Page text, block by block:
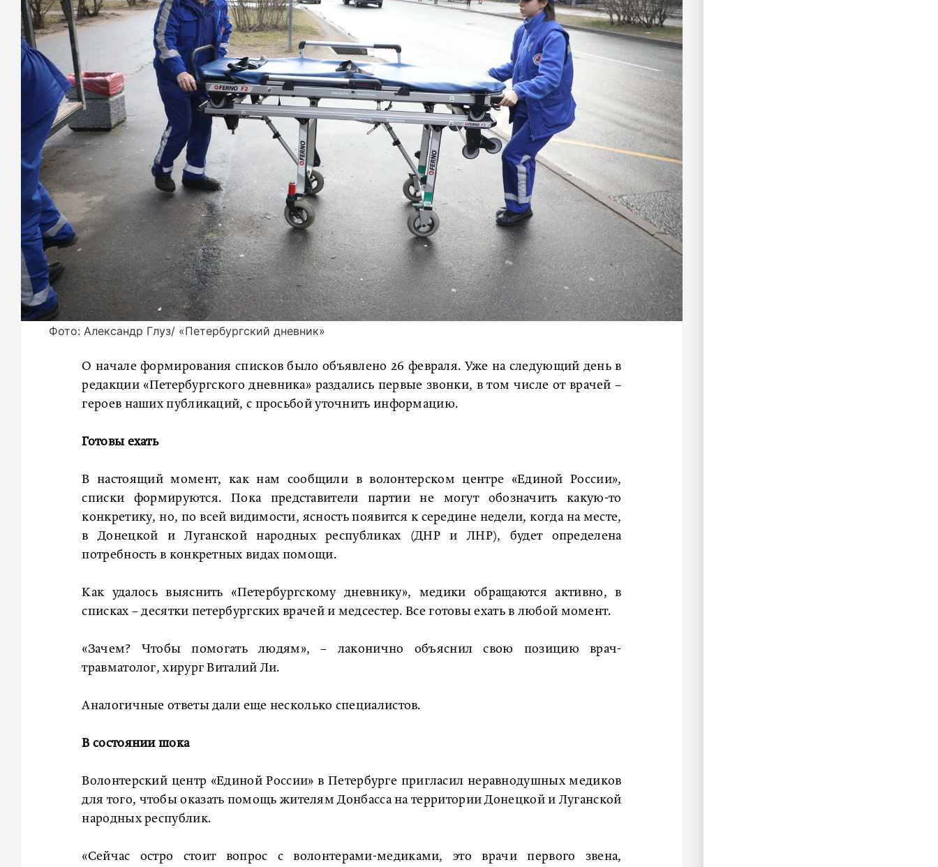
Фото: Александр Глуз/ «Петербургский дневник»
О начале формирования списков было объявлено 26 февраля. Уже на следующий день в
редакции «Петербургского дневника» раздались первые звонки, в том числе от врачей –
героев наших публикаций, с просьбой уточнить информацию.
Готовы ехать
В настоящий момент, как нам сообщили в волонтерском центре «Единой России»,
списки формируются. Пока представители партии не могут обозначить какую-то
конкретику, но, по всей видимости, ясность появится к середине недели, когда на месте,
в Донецкой и Луганской народных республиках (ДНР и ЛНР), будет определена
потребность в конкретных видах помощи.
Как удалось выяснить «Петербургскому дневнику», медики обращаются активно, в
списках – десятки петербургских врачей и медсестер. Все готовы ехать в любой момент.
«Зачем? Чтобы помогать людям», – лаконично объяснил свою позицию врач-
травматолог, хирург Виталий Ли.
Аналогичные ответы дали еще несколько специалистов.
В состоянии шока
Волонтерский центр «Единой России» в Петербурге пригласил неравнодушных медиков
для того, чтобы оказать помощь жителям Донбасса на территории Донецкой и Луганской
народных республик.
«Сейчас остро стоит вопрос с волонтерами-медиками, это врачи первого звена,